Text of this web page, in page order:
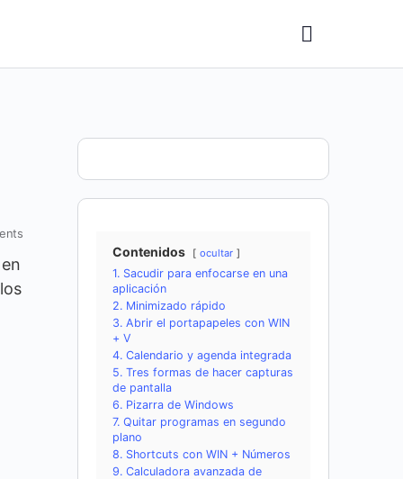
Contenidos ocultar
1. Sacudir para enfocarse en una
aplicación
2. Minimizado rápido
3. Abrir el portapapeles con WIN
+ V
4. Calendario y agenda integrada
5. Tres formas de hacer capturas
de pantalla
6. Pizarra de Windows
7. Quitar programas en segundo
plano
8. Shortcuts con WIN + Números
9. Calculadora avanzada de